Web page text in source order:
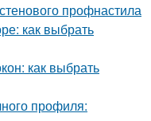
профнастила
как выбрать
как выбрать
профиля: